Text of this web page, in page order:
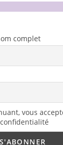
complet
vous